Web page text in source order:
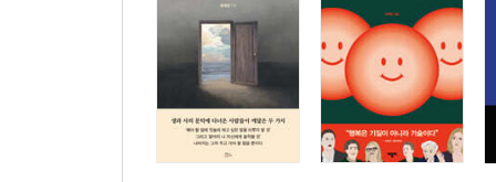
아이의 고유한 장점에 주목하세요
CHAPTER 11
아이가 외계인인 걸 미처 몰랐습니다
주눅 들게 하는 말
“넌 머리가 없니? 생각 좀 해라”
집에 뇌가 덜 자란 아이가 있다고 생각하세요